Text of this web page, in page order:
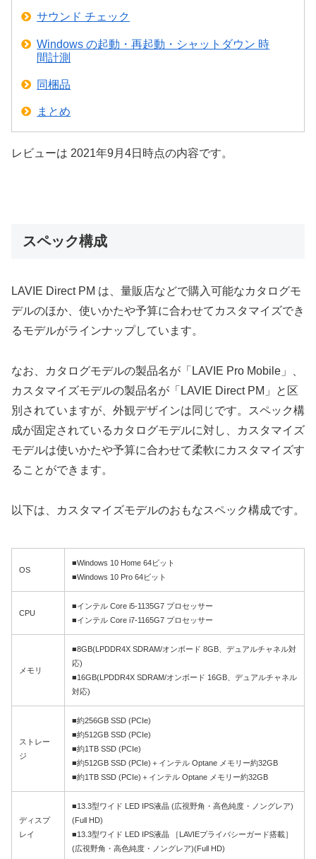
サウンド チェック
Windows の起動・再起動・シャットダウン 時
間計測
同梱品
まとめ
レビューは 2021年9月4日時点の内容です。
スペック構成
LAVIE Direct PM は、量販店などで購入可能なカタログモ
デルのほか、使いかたや予算に合わせてカスタマイズでき
るモデルがラインナップしています。
なお、カタログモデルの製品名が「LAVIE Pro Mobile」、
カスタマイズモデルの製品名が「LAVIE Direct PM」と区
別されていますが、外観デザインは同じです。スペック構
成が固定されているカタログモデルに対し、カスタマイズ
モデルは使いかたや予算に合わせて柔軟にカスタマイズす
ることができます。
以下は、カスタマイズモデルのおもなスペック構成です。
OS
■Windows 10 Home 64ビット
■Windows 10 Pro 64ビット
CPU
■インテル Core i5-1135G7 プロセッサー
■インテル Core i7-1165G7 プロセッサー
メモリ
■8GB(LPDDR4X SDRAM/オンボード 8GB、デュアルチャネル対
応)
■16GB(LPDDR4X SDRAM/オンボード 16GB、デュアルチャネル
対応)
ストレー
ジ
■約256GB SSD (PCIe)
■約512GB SSD (PCIe)
■約1TB SSD (PCIe)
■約512GB SSD (PCIe)＋インテル Optane メモリー約32GB
■約1TB SSD (PCIe)＋インテル Optane メモリー約32GB
ディスプ
レイ
■13.3型ワイド LED IPS液晶 (広視野角・高色純度・ノングレア)
(Full HD)
■13.3型ワイド LED IPS液晶 ［LAVIEプライバシーガード搭載］
(広視野角・高色純度・ノングレア)(Full HD)